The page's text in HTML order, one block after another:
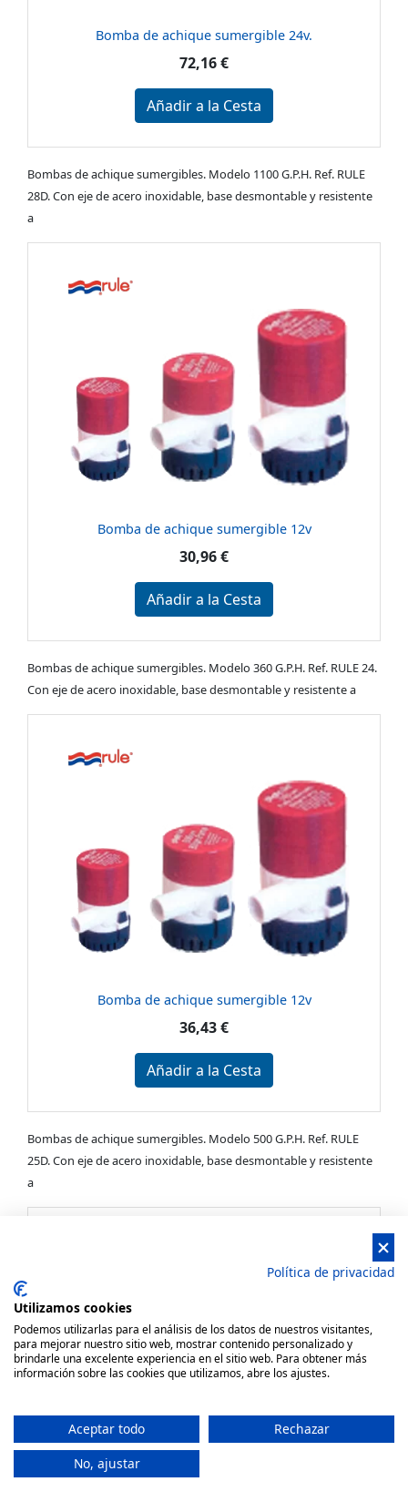
Bomba de achique sumergible 24v.
72,16 €
Añadir a la Cesta
Bombas de achique sumergibles. Modelo 1100 G.P.H. Ref. RULE
28D. Con eje de acero inoxidable, base desmontable y resistente
a
Bomba de achique sumergible 12v
30,96 €
Añadir a la Cesta
Bombas de achique sumergibles. Modelo 360 G.P.H. Ref. RULE 24.
Con eje de acero inoxidable, base desmontable y resistente a
Bomba de achique sumergible 12v
36,43 €
Añadir a la Cesta
Bombas de achique sumergibles. Modelo 500 G.P.H. Ref. RULE
25D. Con eje de acero inoxidable, base desmontable y resistente
a
Política de privacidad
Utilizamos cookies
Podemos utilizarlas para el análisis de los datos de nuestros visitantes,
para mejorar nuestro sitio web, mostrar contenido personalizado y
brindarle una excelente experiencia en el sitio web. Para obtener más
información sobre las cookies que utilizamos, abre los ajustes.
Aceptar todo
Rechazar
No, ajustar